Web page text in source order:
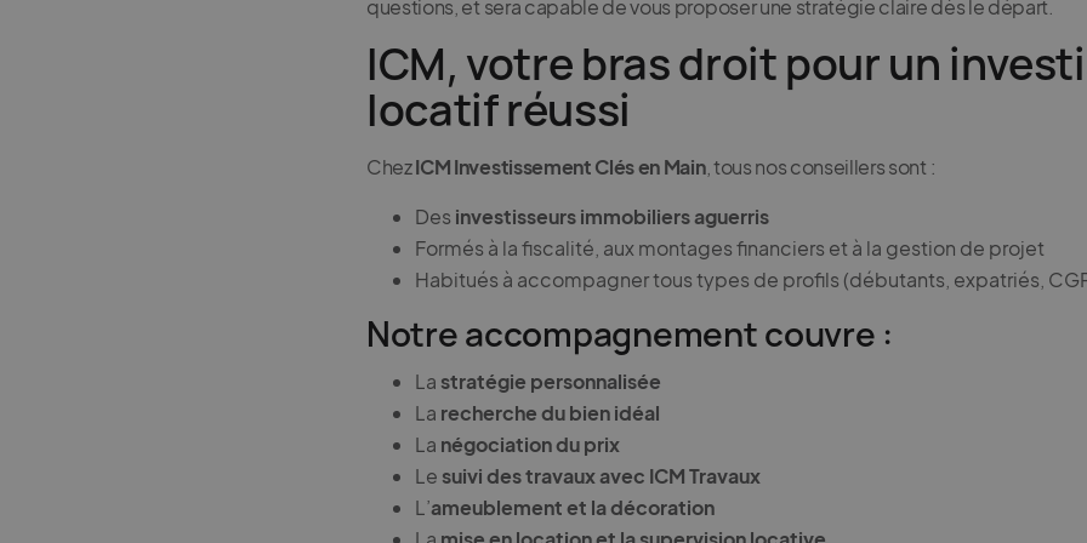
questions, et sera capable de vous proposer une stratégie claire dès le départ.
ICM, votre bras droit pour un
locatif réussi
ChezICM Investissement Clés en Main, tous nos conseillers sont :
Des investisseurs immobiliers aguerris
Formés à la fiscalité, aux montages financiers et à la gestion de projet
Habitués à accompagner tous types de profils (débutants, expatriés,
Notre accompagnement couvre :
La stratégie personnalisée
La recherche du bien idéal
La négociation du prix
Le suivi des travaux avec ICM Travaux
L’ameublement et la décoration